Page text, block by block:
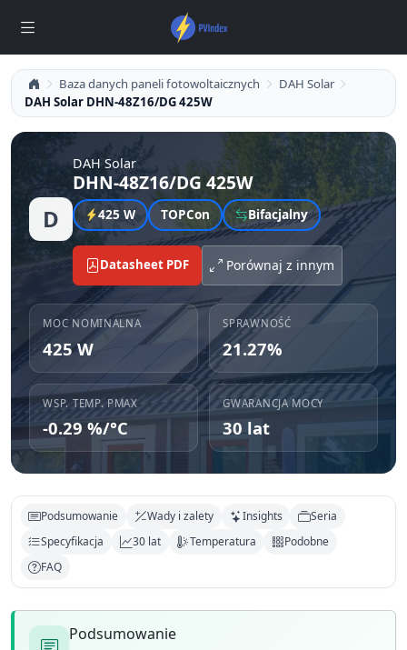
Baza danych paneli fotowoltaicznych
DAH Solar
DAH Solar DHN-48Z16/DG 425W
D
DAH Solar
DHN-48Z16/DG 425W
425 W TOPCon Bifacjalny
Datasheet PDF Porównaj z innym
MOC NOMINALNA
425 W
SPRAWNOŚĆ
21.27%
WSP. TEMP. PMAX
-0.29 %/°C
GWARANCJA MOCY
30 lat
Podsumowanie Wady i zalety Insights
Seria
Specyfikacja
30 lat Temperatura
Podobne
FAQ
Podsumowanie